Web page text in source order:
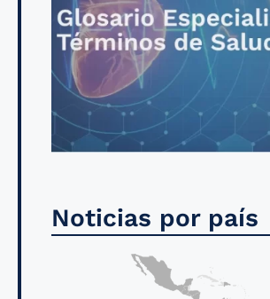
Noticias por país